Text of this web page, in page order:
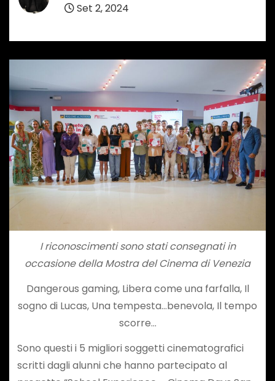
Set 2, 2024
I riconoscimenti sono stati consegnati in
occasione della Mostra del Cinema di Venezia
Dangerous gaming, Libera come una farfalla, Il
sogno di Lucas, Una tempesta…benevola, Il tempo
scorre…
Sono questi i 5 migliori soggetti cinematografici
scritti dagli alunni che hanno partecipato al